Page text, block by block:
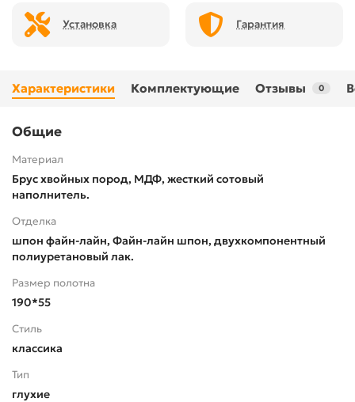
Установка Гарантия
Характеристики Комплектующие Отзывы 0
Общие
Материал
Брус хвойных пород, МДФ, жесткий сотовый
наполнитель.
Отделка
шпон файн-лайн, Файн-лайн шпон, двухкомпонентный
полиуретановый лак.
Размер полотна
190*55
Стиль
классика
Тип
глухие